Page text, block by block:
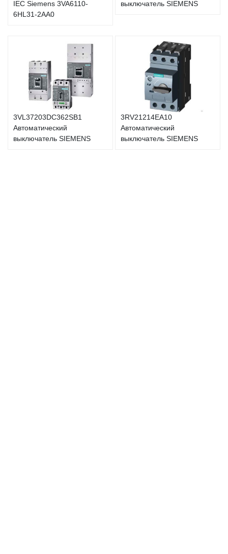
IEC Siemens 3VA6110-
6HL31-2AA0
выключатель SIEMENS
3VL37203DC362SB1
Автоматический
выключатель SIEMENS
3RV21214EA10
Автоматический
выключатель SIEMENS